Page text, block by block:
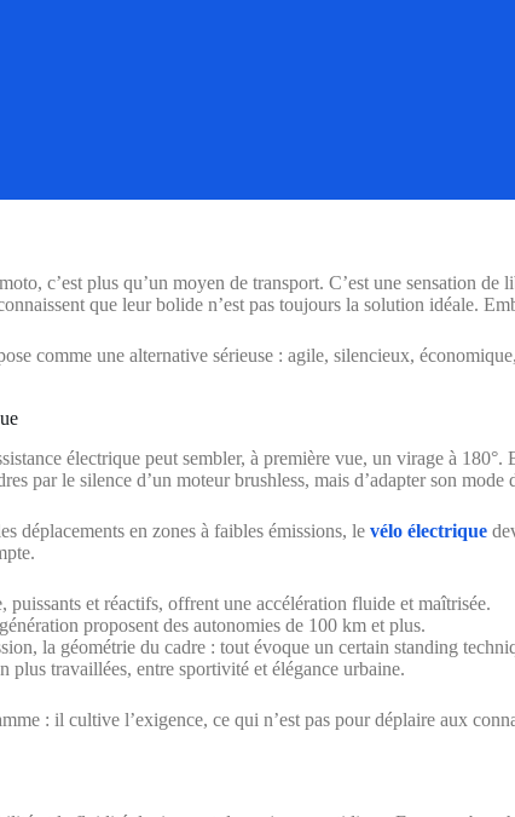
c’est plus qu’un moyen de transport. C’est une sensation de
que leur bolide n’est pas toujours la solution idéale.
comme une alternative sérieuse : agile, silencieux,
électrique peut sembler, à première vue, un virage à
par le silence d’un moteur brushless, mais d’adapter son mode
déplacements en zones à faibles émissions, le vélo électrique
puissants et réactifs, offrent une accélération fluide et maîtrisée.
proposent des autonomies de 100 km et plus.
la géométrie du cadre : tout évoque un certain standing
plus travaillées, entre sportivité et élégance urbaine.
: il cultive l’exigence, ce qui n’est pas pour déplaire aux